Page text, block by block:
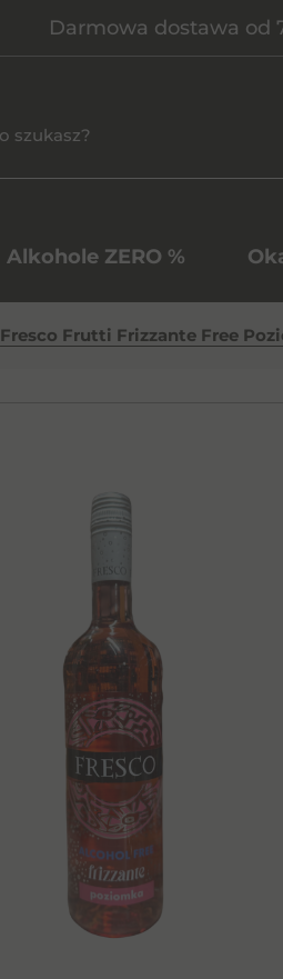
Darmowa dostawa od
Alkohole ZERO %
Fresco Frutti Frizzante Free